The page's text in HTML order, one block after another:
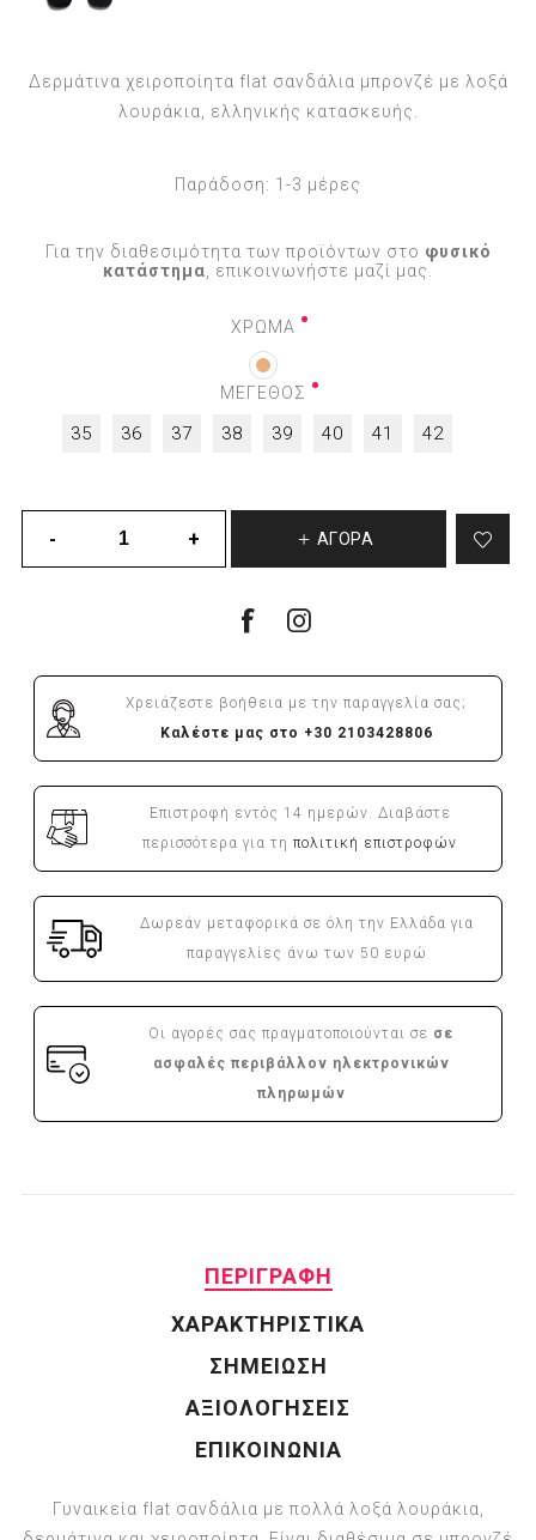
Δερμάτινα χειροποίητα flat σανδάλια μπρονζέ με λοξά
λουράκια, ελληνικής κατασκευής.
Παράδοση: 1-3 μέρες
Για την διαθεσιμότητα των προϊόντων στο φυσικό
κατάστημα , επικοινωνήστε μαζί μας.
ΧΡΩΜΑ
ΜΕΓΕΘΟΣ
35 36 37 38 39 40 41 42
ΑΓΟΡΆ
Χρειάζεστε βοήθεια με την παραγγελία σας;
Καλέστε μας στο +30 2103428806
Επιστροφή εντός 14 ημερών. Διαβάστε
περισσότερα για τηπολιτική επιστροφών
Δωρεάν μεταφορικά σε όλη την Ελλάδα για
παραγγελίες άνω των 50 ευρώ
Οι αγορές σας πραγματοποιούνται σε σε
ασφαλές περιβάλλον ηλεκτρονικών
πληρωμών
ΠΕΡΙΓΡΑΦΗ
ΧΑΡΑΚΤΗΡΙΣΤΙΚΑ
ΣΗΜΕΙΩΣΗ
ΑΞΙΟΛΟΓΗΣΕΙΣ
ΕΠΙΚΟΙΝΩΝΙΑ
Γυναικεία flat σανδάλια με πολλά λοξά λουράκια,